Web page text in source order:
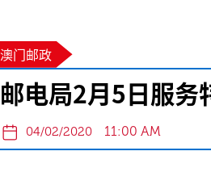
澳门邮政
邮电局2月5日服务
04/02/2020 11:00 AM